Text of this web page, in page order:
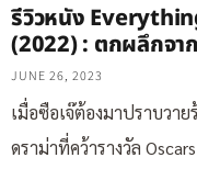
รีวิวหนัง
(2022) : ตกผลึกจา
JUNE 26, 2023
เมื่อซือเจ๊ต้องมาปราบวา
ดราม่าที่คว้ารางวัล